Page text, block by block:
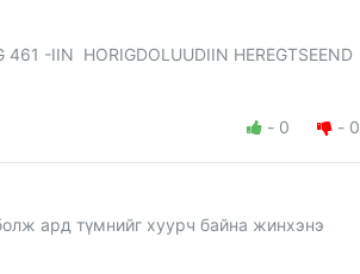
461 -IIN HORIGDOLUUDIIN HEREGTSEEND
- 0 - 0
ард түмнийг хуурч байна жинхэнэ